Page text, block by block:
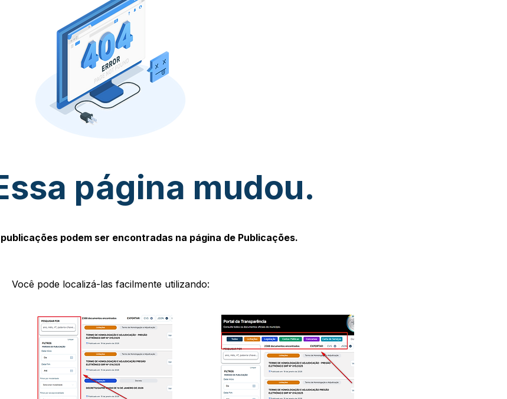
página mudou.
podem ser encontradas na página de Publicações.
Você pode localizá-las facilmente utilizando: